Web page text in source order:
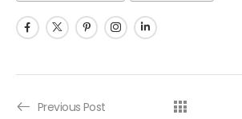
Previous Post